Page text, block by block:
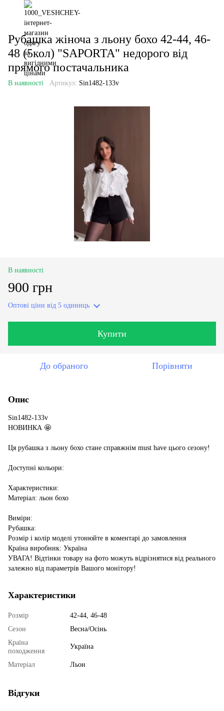
Рубашка жіноча з льону бохо 42-44, 46-
48 (5кол) "SAPORTA" недорого від
прямого постачальника
В наявності Артикул: Sin1482-133v
В наявності
900 грн
Оптові ціни від 5 одиниць
Купити
До обраного Порівняти
Опис
Sin1482-133v
НОВИНКА 🤩
Ця рубашка з льону бохо стане справжнім must have цього сезону!
Доступні кольори:
Характеристики:
Матеріал: льон бохо
Виміри:
Рубашка:
Розмір і колір моделі утонюйте в коментарі до замовлення
Країна виробник: Україна
УВАГА! Відтінки товару на фото можуть відрізнятися від реального
залежно від параметрів Вашого монітору!
Характеристики
Розмір
42-44, 46-48
Сезон
Весна/Осінь
Країна
походження
Україна
Матеріал Льон
Відгуки